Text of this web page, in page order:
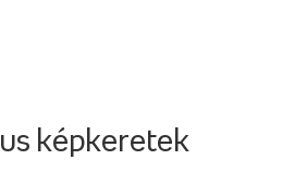
képkeretek